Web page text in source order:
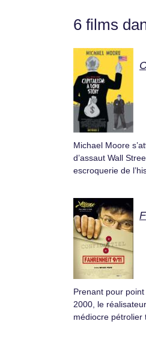
6 films
Michael Moore
d’assaut Wall
escroquerie de
Prenant pour
2000, le
médiocre pétrolier